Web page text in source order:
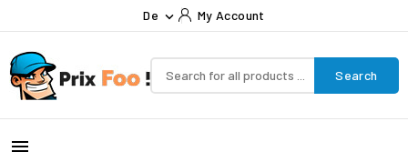
De  My Account
Search
